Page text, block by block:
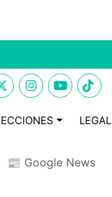
LEGAL
📰 Google News